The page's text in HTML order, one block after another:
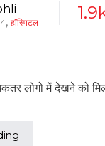
, हॉस्पिटल
लोगो में देखने को